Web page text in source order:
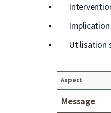
Utilisation
Aspect
Message